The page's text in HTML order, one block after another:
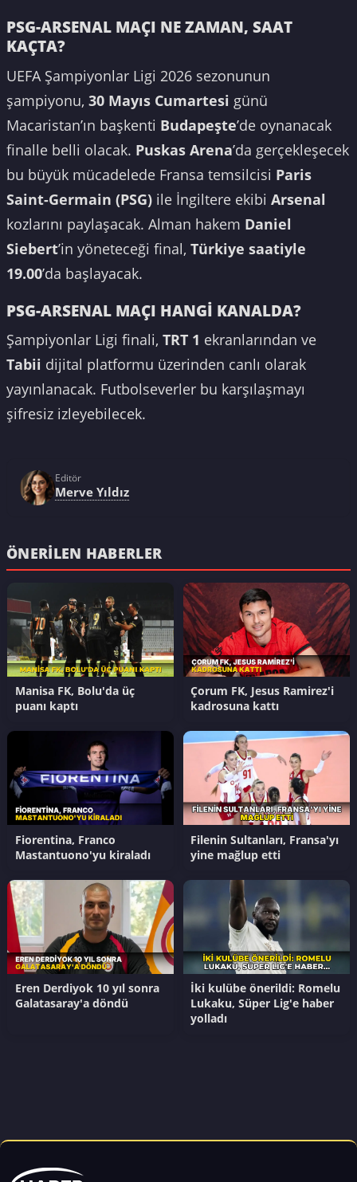
PSG-ARSENAL MAÇI NE ZAMAN, SAAT
KAÇTA?
UEFA Şampiyonlar Ligi 2026 sezonunun
şampiyonu, 30 Mayıs Cumartesi günü
Macaristan’ın başkenti Budapeşte’de oynanacak
finalle belli olacak. Puskas Arena’da gerçekleşecek
bu büyük mücadelede Fransa temsilcisi Paris
Saint-Germain (PSG) ile İngiltere ekibi Arsenal
kozlarını paylaşacak. Alman hakem Daniel
Siebert’in yöneteceği final, Türkiye saatiyle
19.00’da başlayacak.
PSG-ARSENAL MAÇI HANGİ KANALDA?
Şampiyonlar Ligi finali, TRT 1 ekranlarından ve
Tabii dijital platformu üzerinden canlı olarak
yayınlanacak. Futbolseverler bu karşılaşmayı
şifresiz izleyebilecek.
Editör
Merve Yıldız
ÖNERILEN HABERLER
Manisa FK, Bolu'da üç
puanı kaptı
Çorum FK, Jesus Ramirez'i
kadrosuna kattı
Fiorentina, Franco
Mastantuono'yu kiraladı
Filenin Sultanları, Fransa'yı
yine mağlup etti
Eren Derdiyok 10 yıl sonra
Galatasaray'a döndü
İki kulübe önerildi: Romelu
Lukaku, Süper Lig'e haber
yolladı